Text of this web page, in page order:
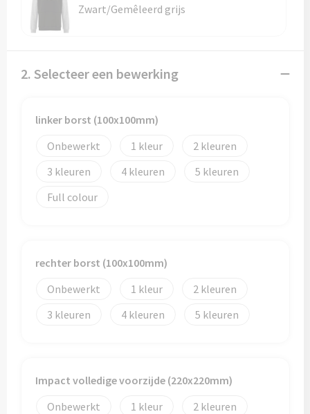
Zwart/Gemêleerd grijs
2. Selecteer een bewerking
linker borst (100x100mm)
Onbewerkt
1
2
3
4
5
Full colour
rechter borst (100x100mm)
Onbewerkt
1
2
3
4 5
Impact volledige voorzijde (220x220mm)
Onbewerkt
1
2